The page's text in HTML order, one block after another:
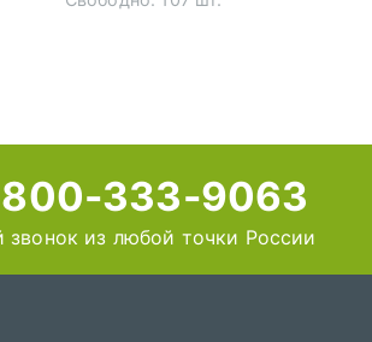
333-9063
звонок из любой точки России